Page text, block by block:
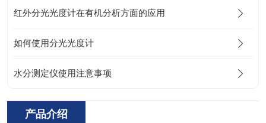
红外分光光度计在有机分析方面的应用
如何使用分光光度计
水分测定仪使用注意事项
产品介绍